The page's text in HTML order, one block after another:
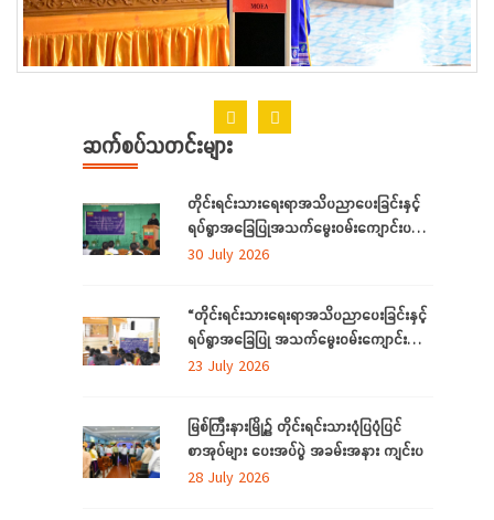
ဆက်စပ်သတင်းများ
တိုင်းရင်းသားရေးရာအသိပညာပေးခြင်းနှင့်
ရပ်ရွာအခြေပြုအသက်မွေးဝမ်းကျောင်းပညာ
လိုအပ်ချက်တို့ကို ဆန်းစစ်စီမံခြင်းအစီအစဉ်
30 July 2026
“တိုင်းရင်းသားရေးရာအသိပညာပေးခြင်းနှင့်
ရပ်ရွာအခြေပြု အသက်မွေးဝမ်းကျောင်း
ပညာ လိုအပ်ချက် ဆန်းစစ်စီမံခြင်း
23 July 2026
မြစ်ကြီးနားမြို့၌ တိုင်းရင်းသားပုံပြပုံပြင်
စာအုပ်များ ပေးအပ်ပွဲ အခမ်းအနား ကျင်းပ
28 July 2026